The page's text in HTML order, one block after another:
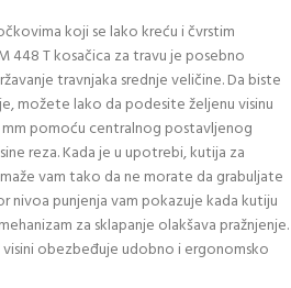
koji se lako kreću i čvrstim
448 T kosačica za travu je posebno
travnjaka srednje veličine. Da biste
možete lako da podesite željenu visinu
mm pomoću centralnog postavljenog
reza. Kada je u upotrebi, kutija za
vam tako da ne morate da grabuljate
nivoa punjenja vam pokazuje kada kutiju
za sklapanje olakšava pražnjenje.
obezbeđuje udobno i ergonomsko